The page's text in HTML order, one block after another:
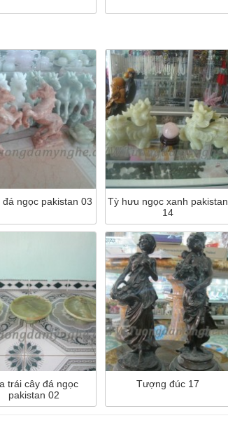
đá ngọc pakistan 03
Tỳ hưu ngọc xanh pakistan
14
trái cây đá ngọc
pakistan 02
Tượng đúc 17